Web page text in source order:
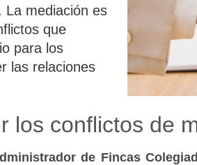
La mediación es
que
para los
las relaciones
los conflictos de
de Fincas